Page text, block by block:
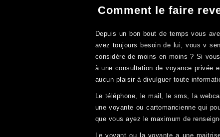
Comment le faire
Depuis un bon bout de temps vous
avez toujours besoin de lui, vous v
considère de moins en moins ? Si
à une consultation de voyance privée
aucun plaisir à divulguer toute
Le téléphone, le mail, le sms, la
une voyante ou cartomancienne qui
que vous ayez le maximum de
Le voyant ou la voyante a une